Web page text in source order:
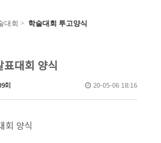
대회 > 학술대회 투고양식
대회 양식
회 20-05-06 18:16
회 양식